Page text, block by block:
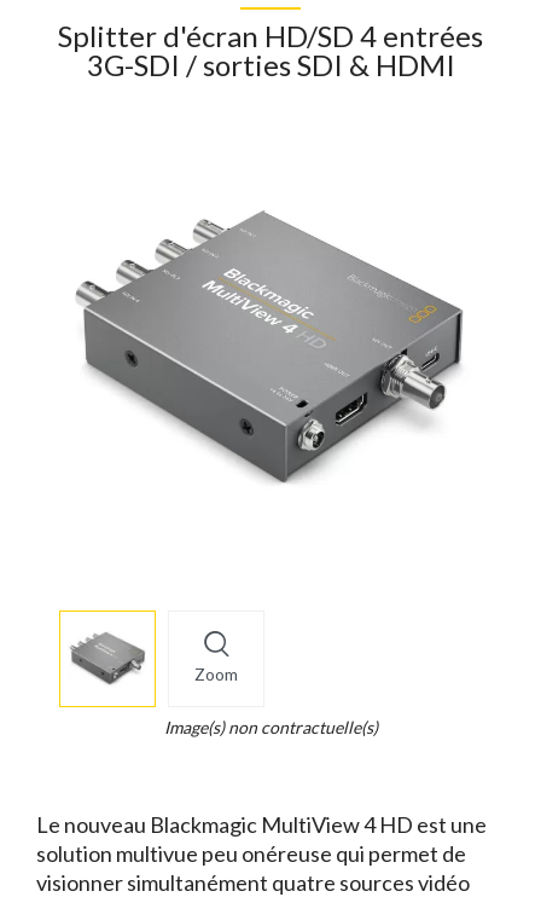
Splitter d'écran HD/SD 4 entrées
3G-SDI / sorties SDI & HDMI
Zoom
info
Legend...
Image(s) non contractuelle(s)
Le nouveau Blackmagic MultiView 4 HD est une
solution multivue peu onéreuse qui permet de
visionner simultanément quatre sources vidéo